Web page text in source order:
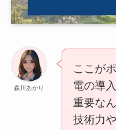
森川あかり
ここが
電の導
重要な
技術力